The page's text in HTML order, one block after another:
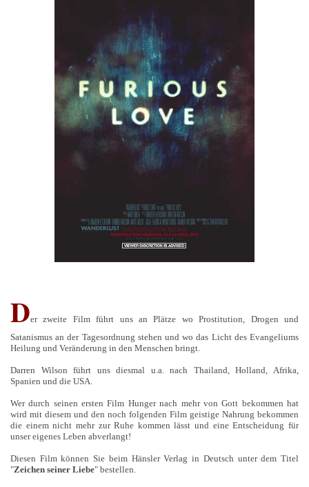
Der zweite Film führt uns an Plätze wo Prostitution, Drogen und
Satanismus an der Tagesordnung stehen und wo das Licht des Evangeliums
Heilung und Veränderung in den Menschen bringt.
Darren Wilson führt uns diesmal u.a. nach Thailand, Holland, Afrika,
Spanien und die USA.
Wer durch seinen ersten Film Hunger nach mehr von Gott bekommen hat
wird mit diesem und den noch folgenden Film geistige Nahrung bekommen
die einem nicht mehr zur Ruhe kommen lässt und eine Entscheidung für
unser eigenes Leben abverlangt!
Diesen Film können Sie beim Hänsler Verlag in Deutsch unter dem Titel
"Zeichen seiner Liebe" bestellen.